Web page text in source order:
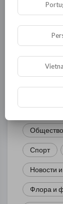
КАТЕГОРИИ
Общая
Общество
Спорт
Новости
Флора и